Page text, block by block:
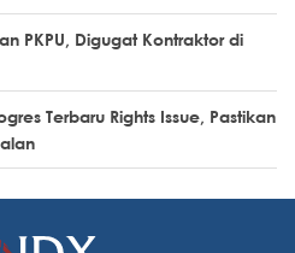
PKPU, Digugat Kontraktor di
Terbaru Rights Issue, Pastikan